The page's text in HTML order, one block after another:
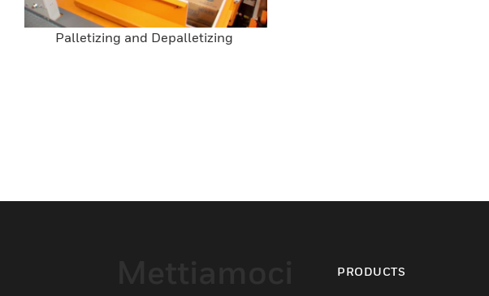
Palletizing and Depalletizing
PRODUCTS